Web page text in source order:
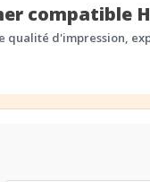
compatible
qualité d'impression,